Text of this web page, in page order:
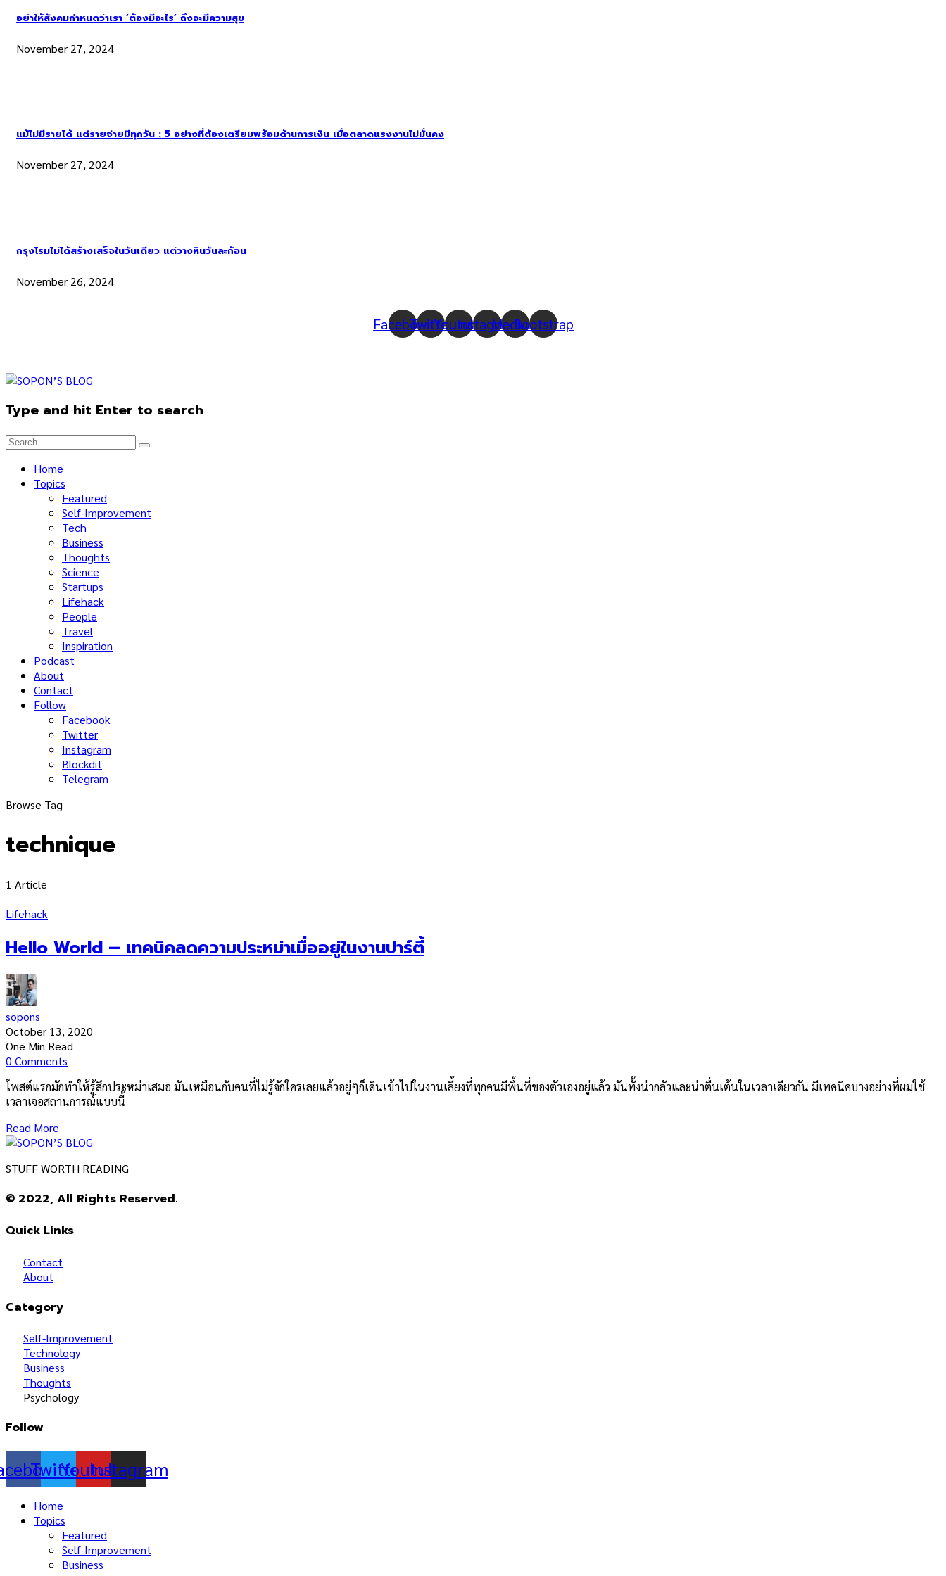
อย่าให้สังคมกำหนดว่าเรา ‘ต้องมีอะไร’ ถึงจะมีความสุข
November 27, 2024
แม้ไม่มีรายได้ แต่รายจ่ายมีทุกวัน : 5 อย่างที่ต้องเตรียมพร้อมด้านการเงิน เมื่อตลาดแรงงานไม่มั่นคง
November 27, 2024
กรุงโรมไม่ได้สร้างเสร็จในวันเดียว แต่วางหินวันละก้อน
November 26, 2024
FacebookTwitterYoutubeInstagram
Medium
Bootstrap
Type and hit Enter to search
Home
Topics
Featured
Self-Improvement
Tech
Business
Thoughts
Science
Startups
Lifehack
People
Travel
Inspiration
Podcast
About
Contact
Follow
Facebook
Twitter
Instagram
Blockdit
Telegram
Browse Tag
technique
1 Article
Lifehack
Hello World – เทคนิคลดความประหม่าเมื่ออยู่ในงานปาร์ตี้
sopons
October 13, 2020
One Min Read
0 Comments
โพสต์แรกมักทำให้รู้สึกประหม่าเสมอ มันเหมือนกับคนที่ไม่รู้จักใครเลยแล้วอยู่ๆก็เดินเข้าไปในงานเลี้ยงที่ทุกคนมีพื้นที่ของตัวเองอยู่แล้ว มันทั้งน่ากลัวและน่าตื่นเต้นในเวลาเดียวกัน มีเทคนิคบางอย่างที่ผมใช้
เวลาเจอสถานการณ์แบบนี้
Read More
STUFF WORTH READING
© 2022, All Rights Reserved.
Quick Links
Contact
About
Category
Self-Improvement
Technology
Business
Thoughts
Psychology
Follow
TwitterYoutube
Instagram
Home
Topics
Featured
Self-Improvement
Business